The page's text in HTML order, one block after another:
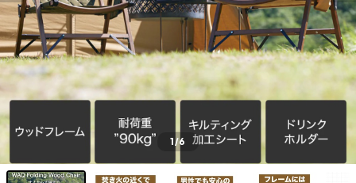
1/6